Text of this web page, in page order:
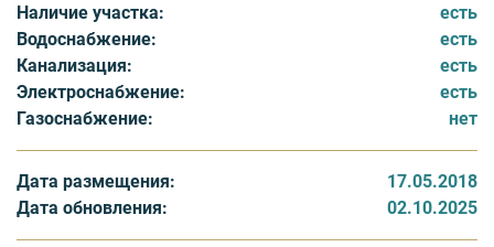
• баскетбол
• воркаут
• ватрушечного склона
• спортивной ходьбы и многого другого.
Организована лесопарковая зона с дорожками и
скамейками, благоустроенная набережная. На
территории поселка возводится парк с дорожками для
Наличие участка:
есть
Водоснабжение:
есть
Канализация:
есть
Электроснабжение:
есть
Газоснабжение:
нет
Дата размещения:
17.05.2018
Дата обновления:
02.10.2025